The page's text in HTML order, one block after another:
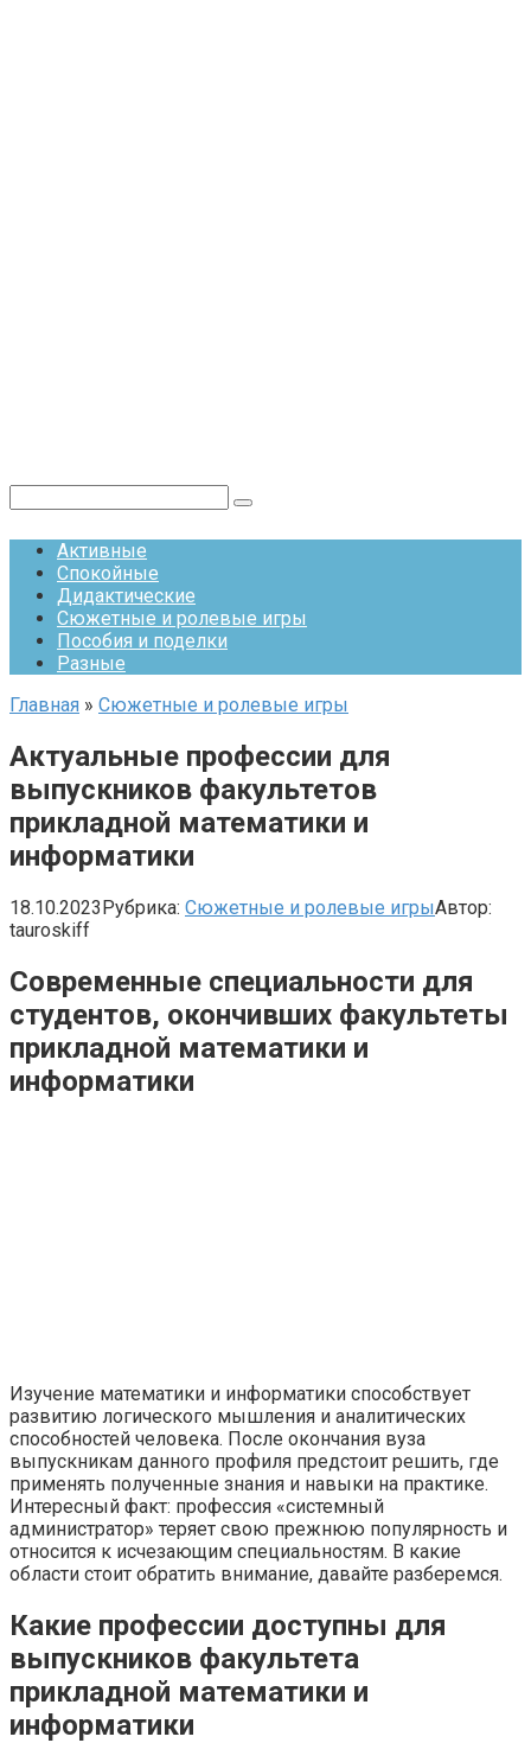
Активные
Спокойные
Дидактические
Сюжетные и ролевые игры
Пособия и поделки
Разные
Главная » Сюжетные и ролевые игры
Актуальные профессии для
выпускников факультетов
прикладной математики и
информатики
18.10.2023Рубрика: Сюжетные и ролевые игрыАвтор:
tauroskiff
Современные специальности для
студентов, окончивших факультеты
прикладной математики и
информатики
Изучение математики и информатики способствует
развитию логического мышления и аналитических
способностей человека. После окончания вуза
выпускникам данного профиля предстоит решить, где
применять полученные знания и навыки на практике.
Интересный факт: профессия «системный
администратор» теряет свою прежнюю популярность и
относится к исчезающим специальностям. В какие
области стоит обратить внимание, давайте разберемся.
Какие профессии доступны для
выпускников факультета
прикладной математики и
информатики